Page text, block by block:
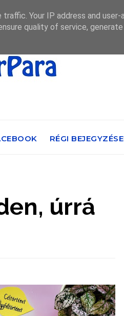
RÉGI
úrrá
Your IP address and user-
quality of service, generate